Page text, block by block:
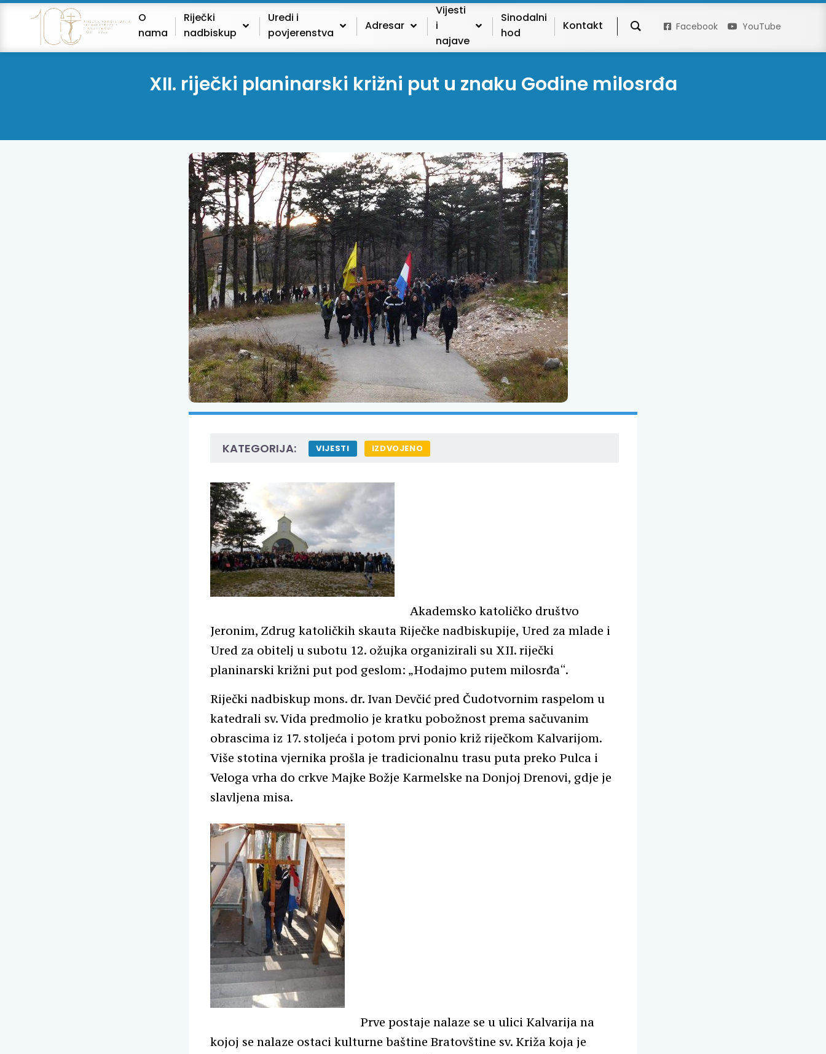
O
nama
Riječki
nadbiskup
Uredi i
povjerenstva
Adresar
Vijesti
i
najave
Sinodalni
hod
Kontakt Facebook YouTube
XII. riječki planinarski križni put u znaku Godine milosrđa
KATEGORIJA: VIJESTI IZDVOJENO
Akademsko katoličko društvo
Jeronim, Zdrug katoličkih skauta Riječke nadbiskupije, Ured za mlade i
Ured za obitelj u subotu 12. ožujka organizirali su XII. riječki
planinarski križni put pod geslom: „Hodajmo putem milosrđa“.
Riječki nadbiskup mons. dr. Ivan Devčić pred Čudotvornim raspelom u
katedrali sv. Vida predmolio je kratku pobožnost prema sačuvanim
obrascima iz 17. stoljeća i potom prvi ponio križ riječkom Kalvarijom.
Više stotina vjernika prošla je tradicionalnu trasu puta preko Pulca i
Veloga vrha do crkve Majke Božje Karmelske na Donjoj Drenovi, gdje je
slavljena misa.
Prve postaje nalaze se u ulici Kalvarija na
kojoj se nalaze ostaci kulturne baštine Bratovštine sv. Križa koja je